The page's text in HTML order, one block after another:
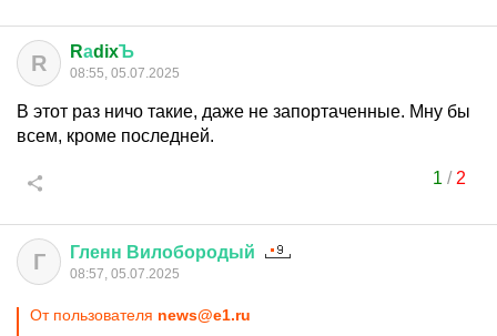
R RаdixЪ
08:55, 05.07.2025
В этот раз ничо такие, даже не запортаченные. Мну бы
всем, кроме последней.
1 / 2
Г Гленн Вилобородый
08:57, 05.07.2025
От пользователя news@e1.ru